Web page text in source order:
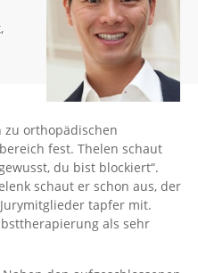
zu orthopädischen
fest. Thelen schaut
du bist blockiert“.
schaut er schon aus, der
tapfer mit.
als sehr